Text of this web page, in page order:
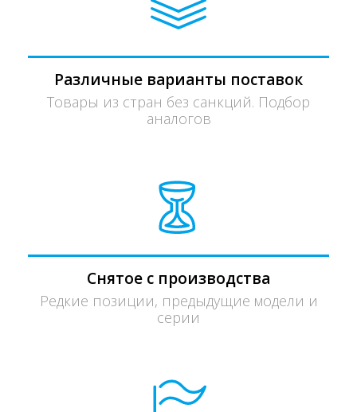
Различные варианты поставок
Товары из стран без санкций. Подбор
аналогов
Снятое с производства
Редкие позиции, предыдущие модели и
серии